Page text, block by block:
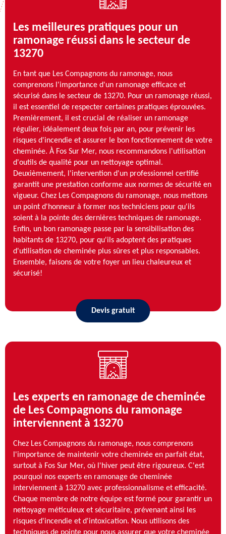
Les meilleures pratiques pour un
ramonage réussi dans le secteur de
13270
En tant que Les Compagnons du ramonage, nous
comprenons l'importance d'un ramonage efficace et
sécurisé dans le secteur de 13270. Pour un ramonage réussi,
il est essentiel de respecter certaines pratiques éprouvées.
Premièrement, il est crucial de réaliser un ramonage
régulier, idéalement deux fois par an, pour prévenir les
risques d'incendie et assurer le bon fonctionnement de votre
cheminée. À Fos Sur Mer, nous recommandons l'utilisation
d'outils de qualité pour un nettoyage optimal.
Deuxièmement, l'intervention d'un professionnel certifié
garantit une prestation conforme aux normes de sécurité en
vigueur. Chez Les Compagnons du ramonage, nous mettons
un point d'honneur à former nos techniciens pour qu'ils
soient à la pointe des dernières techniques de ramonage.
Enfin, un bon ramonage passe par la sensibilisation des
habitants de 13270, pour qu'ils adoptent des pratiques
d'utilisation de cheminée plus sûres et plus responsables.
Ensemble, faisons de votre foyer un lieu chaleureux et
sécurisé!
Devis gratuit
Les experts en ramonage de cheminée
de Les Compagnons du ramonage
interviennent à 13270
Chez Les Compagnons du ramonage, nous comprenons
l'importance de maintenir votre cheminée en parfait état,
surtout à Fos Sur Mer, où l'hiver peut être rigoureux. C'est
pourquoi nos experts en ramonage de cheminée
interviennent à 13270 avec professionnalisme et efficacité.
Chaque membre de notre équipe est formé pour garantir un
nettoyage méticuleux et sécuritaire, prévenant ainsi les
risques d'incendie et d'intoxication. Nous utilisons des